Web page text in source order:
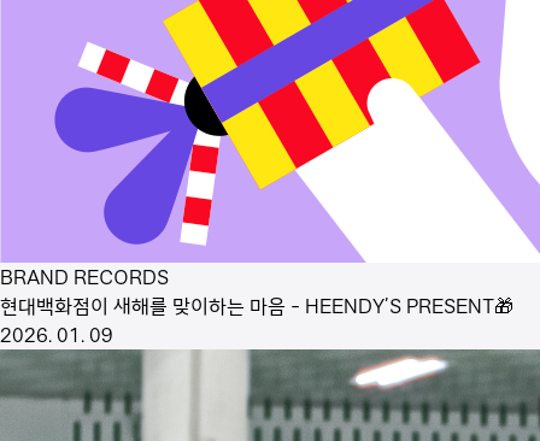
BRAND RECORDS
현대백화점이 새해를 맞이하는 마음 - HEENDY’S PRESENT🎁
2026. 01. 09